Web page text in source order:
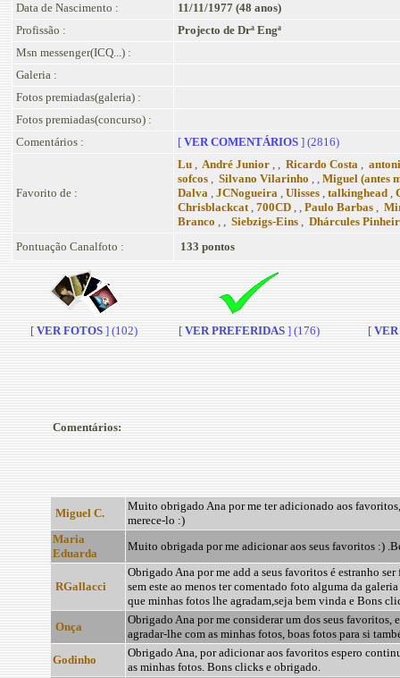
Data de Nascimento :
11/11/1977 (48 anos)
Profissão :
Projecto de Drª Engª
Msn messenger(ICQ...) :
Galeria :
Fotos premiadas(galeria) :
Fotos premiadas(concurso) :
Comentários :
[ VER COMENTÁRIOS ] (2816)
Favorito de :
Lu , André Junior , , Ricardo Costa ,
sofcos , Silvano Vilarinho , , Miguel (antes
Dalva , JCNogueira , Ulisses , talkinghead ,
Chrisblackcat, 700CD , , Paulo Barbas ,
Branco , , Siebzigs-Eins , Dhárcules
Pontuação Canalfoto :
133 pontos
[ VER FOTOS ] (102) [ VER PREFERIDAS ] (176) [
Comentários:
Miguel C.
Muito obrigado Ana por me ter adicionado aos
merece-lo :)
Maria
Eduarda
Muito obrigada por me adicionar aos seus favoritos :)
RGallacci
Obrigado Ana por me add a seus favoritos é estranho
sem este ao menos ter comentado foto alguma da galeria
que minhas fotos lhe agradam,seja bem vinda e Bons
Onça
Obrigado Ana por me considerar um dos seus favoritos,
agradar-lhe com as minhas fotos, boas fotos para si
Godinho
Obrigado Ana, por adicionar aos favoritos espero
as minhas fotos. Bons clicks e obrigado.